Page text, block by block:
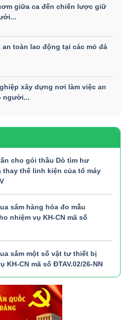
giữa ca đến chiến lược giữ
an toàn lao động tại các mỏ đá
xây dựng nơi làm việc an
người...
cho gói thầu Dò tìm hư
thay thế linh kiện của tổ máy
sắm hàng hóa đo mẫu
nhiệm vụ KH-CN mã số
sắm một số vật tư thiết bị
KH-CN mã số ĐTAV.02/26-NN